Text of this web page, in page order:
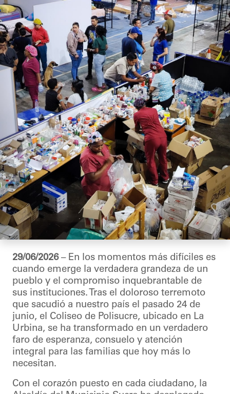
29/06/2026– En los momentos más difíciles es
cuando emerge la verdadera grandeza de un
pueblo y el compromiso inquebrantable de
sus instituciones. Tras el doloroso terremoto
que sacudió a nuestro país el pasado 24 de
junio, el Coliseo de Polisucre, ubicado en La
Urbina, se ha transformado en un verdadero
faro de esperanza, consuelo y atención
integral para las familias que hoy más lo
necesitan.
Con el corazón puesto en cada ciudadano, la